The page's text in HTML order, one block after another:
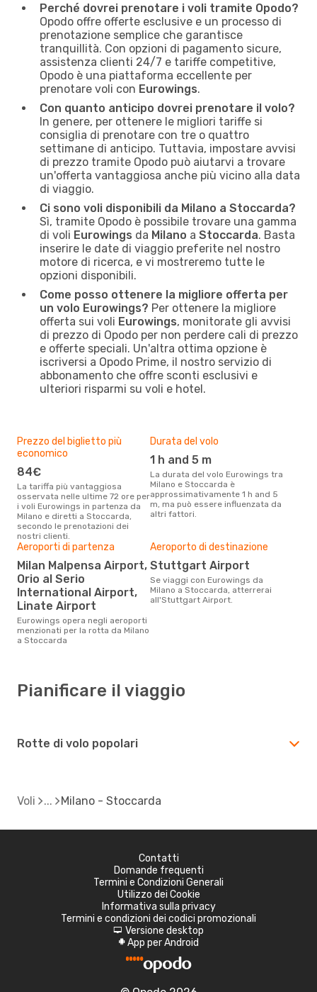
Perché dovrei prenotare i voli tramite Opodo?
Opodo offre offerte esclusive e un processo di
prenotazione semplice che garantisce
tranquillità. Con opzioni di pagamento sicure,
assistenza clienti 24/7 e tariffe competitive,
Opodo è una piattaforma eccellente per
prenotare voli con Eurowings.
Con quanto anticipo dovrei prenotare il volo?
In genere, per ottenere le migliori tariffe si
consiglia di prenotare con tre o quattro
settimane di anticipo. Tuttavia, impostare avvisi
di prezzo tramite Opodo può aiutarvi a trovare
un'offerta vantaggiosa anche più vicino alla data
di viaggio.
Ci sono voli disponibili da Milano a Stoccarda?
Sì, tramite Opodo è possibile trovare una gamma
di voli Eurowings da Milano a Stoccarda. Basta
inserire le date di viaggio preferite nel nostro
motore di ricerca, e vi mostreremo tutte le
opzioni disponibili.
Come posso ottenere la migliore offerta per
un volo Eurowings? Per ottenere la migliore
offerta sui voli Eurowings, monitorate gli avvisi
di prezzo di Opodo per non perdere cali di prezzo
e offerte speciali. Un'altra ottima opzione è
iscriversi a Opodo Prime, il nostro servizio di
abbonamento che offre sconti esclusivi e
ulteriori risparmi su voli e hotel.
Prezzo del biglietto più
economico
84€
La tariffa più vantaggiosa
osservata nelle ultime 72 ore per
i voli Eurowings in partenza da
Milano e diretti a Stoccarda,
secondo le prenotazioni dei
nostri clienti.
Durata del volo
1 h and 5 m
La durata del volo Eurowings tra
Milano e Stoccarda è
approssimativamente 1 h and 5
m, ma può essere influenzata da
altri fattori.
Aeroporti di partenza
Milan Malpensa Airport,
Orio al Serio
International Airport,
Linate Airport
Eurowings opera negli aeroporti
menzionati per la rotta da Milano
a Stoccarda
Aeroporto di destinazione
Stuttgart Airport
Se viaggi con Eurowings da
Milano a Stoccarda, atterrerai
all'Stuttgart Airport.
Pianificare il viaggio
Rotte di volo popolari
Voli Milano - Stoccarda
Contatti
Domande frequenti
Termini e Condizioni Generali
Utilizzo dei Cookie
Informativa sulla privacy
Termini e condizioni dei codici promozionali
d Versione desktop
A App per Android